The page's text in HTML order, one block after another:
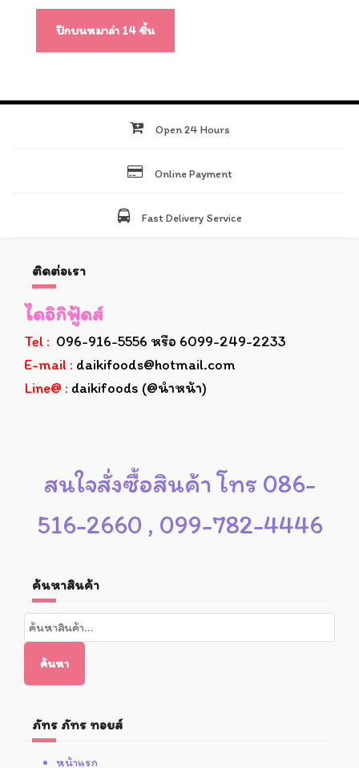
เรื่องปีกบนหมาล่า 14 ชิ้น
Open 24 Hours
Online Payment
Fast Delivery Service
ติดต่อเรา
ไดอิกิฟู้ดส์
Tel : 096-916-5556 หรือ 6099-249-2233
E-mail : daikifoods@hotmail.com
Line@ : daikifoods (@นำหน้า)
สนใจสั่งซื้อสินค้า โทร 086-
516-2660 , 099-782-4446
ค้นหาสินค้า
ค้นหา:
ค้นหา
ภัทร ภัทร ทอยส์
หน้าแรก